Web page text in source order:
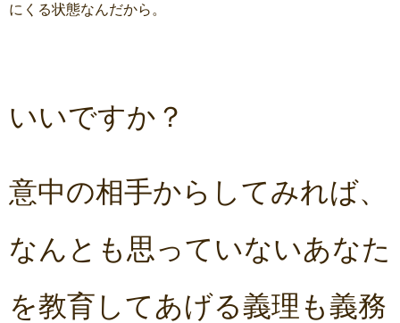
にくる状態なんだから。
いいですか？
意中の相手からしてみれば、
なんとも思っていないあなた
を教育してあげる義理も義務